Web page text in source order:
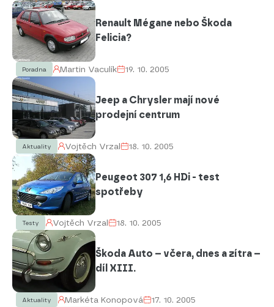
Renault Mégane nebo Škoda
Felicia?
Poradna Martin Vaculík 19. 10. 2005
Jeep a Chrysler mají nové
prodejní centrum
Aktuality Vojtěch Vrzal 18. 10. 2005
Peugeot 307 1,6 HDi - test
spotřeby
Testy Vojtěch Vrzal 18. 10. 2005
Škoda Auto – včera, dnes a zítra –
díl XIII.
Aktuality Markéta Konopová 17. 10. 2005